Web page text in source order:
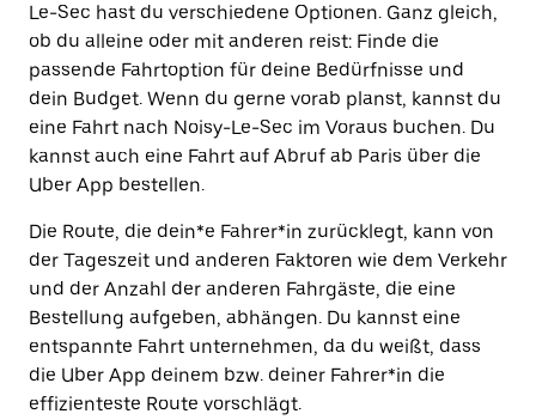
Le-Sec hast du verschiedene Optionen. Ganz gleich,
ob du alleine oder mit anderen reist: Finde die
passende Fahrtoption für deine Bedürfnisse und
dein Budget. Wenn du gerne vorab planst, kannst du
eine Fahrt nach Noisy-Le-Sec im Voraus buchen. Du
kannst auch eine Fahrt auf Abruf ab Paris über die
Uber App bestellen.
Die Route, die dein*e Fahrer*in zurücklegt, kann von
der Tageszeit und anderen Faktoren wie dem Verkehr
und der Anzahl der anderen Fahrgäste, die eine
Bestellung aufgeben, abhängen. Du kannst eine
entspannte Fahrt unternehmen, da du weißt, dass
die Uber App deinem bzw. deiner Fahrer*in die
effizienteste Route vorschlägt.